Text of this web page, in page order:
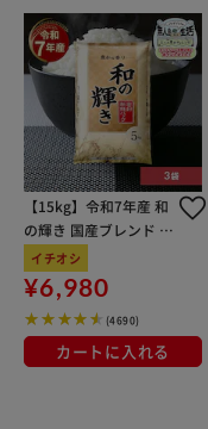
【15kg】令和7年産 和
の輝き 国産ブレンド 5
kg×3袋
イチオシ
¥6,980
(4690)
カートに入れる